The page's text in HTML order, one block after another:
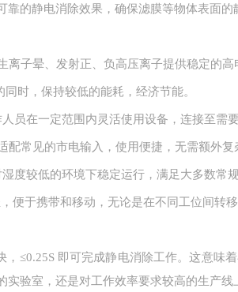
靠的静电消除效果，确保滤膜等物体表面的
离子晕、发射正、负高压离子提供稳定的高
时，保持较低的能耗，经济节能。
员在一定范围内灵活使用设备，连接至需
配常见的市电输入，使用便捷，无需额外复
度较低的环境下稳定运行，满足大多数常
便于携带和移动，无论是在不同工位间转
， ≤0.25S 即可完成静电消除工作。这意味
实验室，还是对工作效率要求较高的生产线